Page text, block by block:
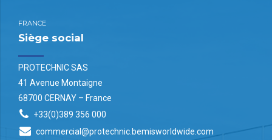
FRANCE
Siège social
PROTECHNIC SAS
41 Avenue Montaigne
68700 CERNAY – France
+33(0)389 356 000
commercial@protechnic.bemisworldwide.com